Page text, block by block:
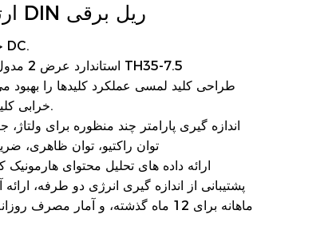
رله 4G ارتباط DIN ریل برقی
1. حداکثر 100 آمپر DC.
2. استاندارد عرض 2 مدول، نصب ریل نوع TH35-7.5
خرابی کلید را کاهش می دهد.
توان راکتیو، توان ظاهری،
5. ارائه داده های تحلیل محتوای